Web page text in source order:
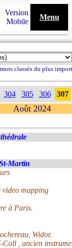
Version
Mobile
Menu
classés du plus
304 305 306 307
Août 2024
Martin
video mapping
à Paris.
Widor.
, ancien